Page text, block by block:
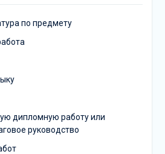
по предмету
дипломную работу или
руководство